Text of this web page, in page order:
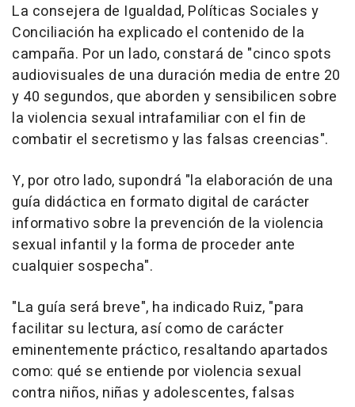
La consejera de Igualdad, Políticas Sociales y
Conciliación ha explicado el contenido de la
campaña. Por un lado, constará de "cinco spots
audiovisuales de una duración media de entre 20
y 40 segundos, que aborden y sensibilicen sobre
la violencia sexual intrafamiliar con el fin de
combatir el secretismo y las falsas creencias".
Y, por otro lado, supondrá "la elaboración de una
guía didáctica en formato digital de carácter
informativo sobre la prevención de la violencia
sexual infantil y la forma de proceder ante
cualquier sospecha".
"La guía será breve", ha indicado Ruiz, "para
facilitar su lectura, así como de carácter
eminentemente práctico, resaltando apartados
como: qué se entiende por violencia sexual
contra niños, niñas y adolescentes, falsas